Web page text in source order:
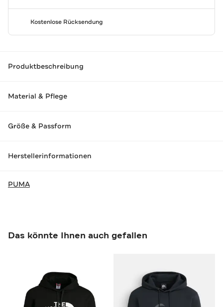
Kostenlose Rücksendung
Produktbeschreibung
Material & Pflege
Größe & Passform
Herstellerinformationen
PUMA
Das könnte Ihnen auch gefallen